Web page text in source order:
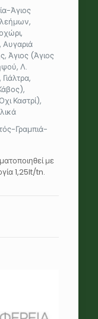
Άγιος
Άγιος (Άγιος
Λ.
Καστρί),
Γραμπιά-
με
1,25lt/tn.